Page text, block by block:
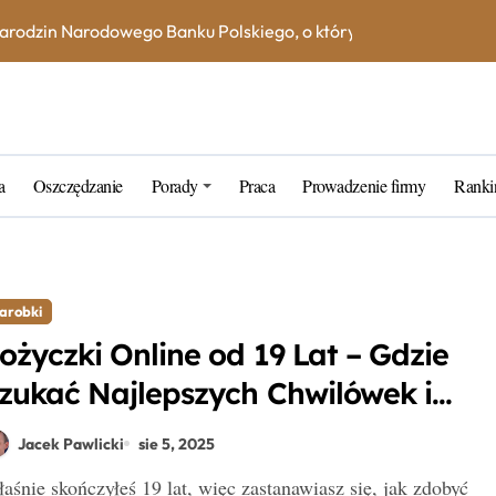
Narodowego Banku Polskiego, o których mogłeś nie
książeczce mieszkaniowej w 2023 roku? Skorzystaj z
jak uniknąć dodatkowych kosztów i opłat?
blogerskie porady na 2023 rok
w zarządzaniu kapitałem
funtów w NBP – co warto wiedzieć?
giełdowy na 10-20 lat?
Oszczędzanie Porady Praca Prowadzenie firmy
Online od 19 Lat – Gdzie
Najlepszych Chwilówek i
Internetowych?
Jacek Pawlicki sie 5, 2025